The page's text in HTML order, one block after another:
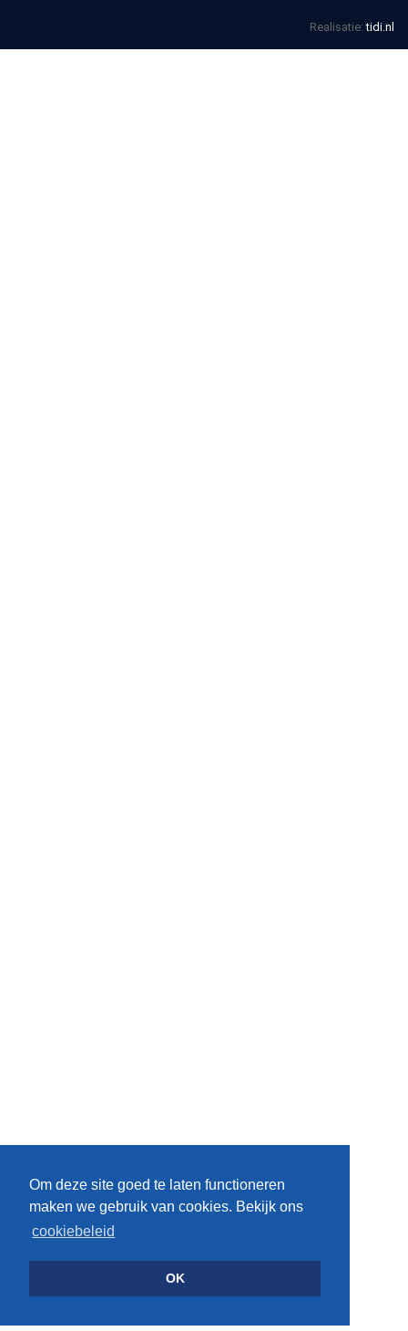
Om deze site goed te laten functioneren
maken we gebruik van cookies. Bekijk ons
cookiebeleid
OK
Realisatie:tidi.nl